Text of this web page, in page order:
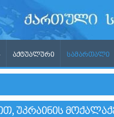
ᲐᲥᲢᲣᲐᲚᲣᲠᲘ ᲡᲐᲛᲐᲠᲗᲐᲚᲘ
ᲣᲙᲠᲐᲘᲜᲘᲡ